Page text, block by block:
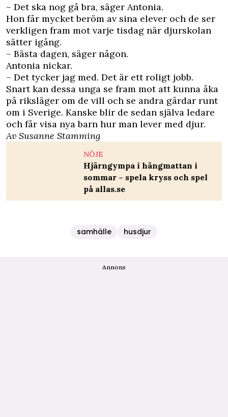
– Det ska nog gå bra, säger Antonia.
Hon får mycket beröm av sina elever och de ser
verkligen fram mot varje tisdag när djurskolan
sätter igång.
– Bästa dagen, säger någon.
Antonia nickar.
– Det tycker jag med. Det är ett roligt jobb.
Snart kan dessa unga se fram mot att kunna åka
på riksläger om de vill och se andra gårdar runt
om i Sverige. Kanske blir de sedan själva ledare
och får visa nya barn hur man lever med djur.
Av Susanne Stamming
NÖJE
Hjärngympa i hängmattan i
sommar – spela kryss och spel
på allas.se
samhälle husdjur
Annons